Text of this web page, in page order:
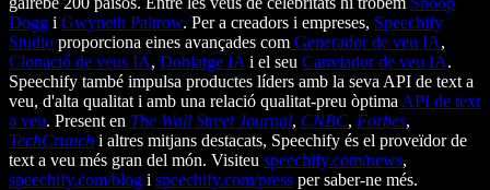
Dogg i Gwyneth Paltrow. Per a creadors i empreses, Speechify
Studio proporciona eines avançades com Generador de veu IA,
Clonació de veus IA, Doblatge IA i el seu Canviador de veu IA.
Speechify també impulsa productes líders amb la seva API de text a
veu, d'alta qualitat i amb una relació qualitat-preu òptima API de text
a veu. Present en The Wall Street Journal, CNBC, Forbes,
TechCrunch i altres mitjans destacats, Speechify és el proveïdor de
text a veu més gran del món. Visiteu speechify.com/news,
speechify.com/blog i speechify.com/press per saber-ne més.